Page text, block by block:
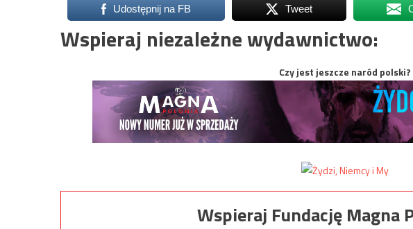
Udostępnij na FB Tweet
Wspieraj niezależne wydawnictwo:
Czy jest jeszcze naród polski?
Wspieraj Fundację Magna